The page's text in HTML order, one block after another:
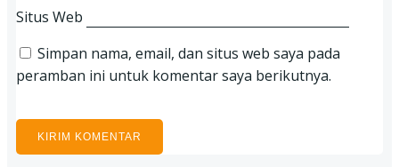
Situs Web
Simpan nama, email, dan situs web saya pada
peramban ini untuk komentar saya berikutnya.